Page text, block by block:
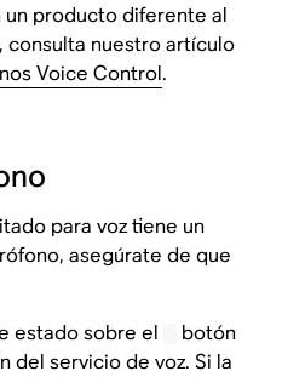
producto diferente al
consulta nuestro artículo
Voice Control.
para voz tiene un
asegúrate de que
estado sobre el
botón
del servicio de voz. Si la